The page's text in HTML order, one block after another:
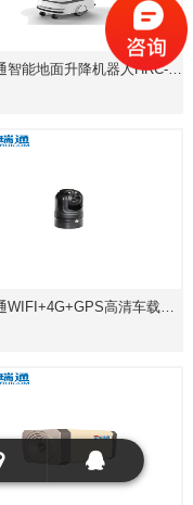
华瑞通智能地面升降机器人HRC-R600D2S
华瑞通WIFI+4G+GPS高清车载球型摄像机HRC-P6120P